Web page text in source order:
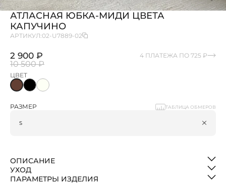
АТЛАСНАЯ ЮБКА-МИДИ ЦВЕТА
КАПУЧИНО
АРТИКУЛ:02-U7889-02
2 900 ₽
10 500 ₽
4 ПЛАТЕЖА ПО 725 ₽
ЦВЕТ
РАЗМЕР ТАБЛИЦА ОБМЕРОВ
ОПИСАНИЕ
УХОД
ПАРАМЕТРЫ ИЗДЕЛИЯ